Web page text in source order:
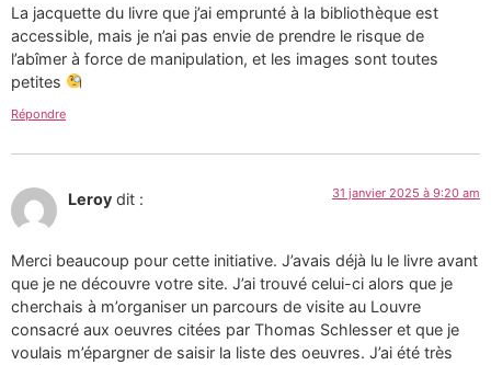
La jacquette du livre que j’ai emprunté à la bibliothèque est
accessible, mais je n’ai pas envie de prendre le risque de
l’abîmer à force de manipulation, et les images sont toutes
petites
Répondre
Leroy dit : 31 janvier 2025 à 9:20 am
Merci beaucoup pour cette initiative. J’avais déjà lu le livre avant
que je ne découvre votre site. J’ai trouvé celui-ci alors que je
cherchais à m’organiser un parcours de visite au Louvre
consacré aux oeuvres citées par Thomas Schlesser et que je
voulais m’épargner de saisir la liste des oeuvres. J’ai été très